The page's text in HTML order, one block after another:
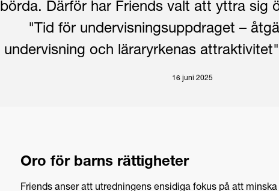
börda. Därför har Friends valt att yttra sig
"Tid för undervisningsuppdraget –
undervisning och läraryrkenas
16 juni 2025
Oro för barns rättigheter
Friends anser att utredningens ensidiga fokus på att